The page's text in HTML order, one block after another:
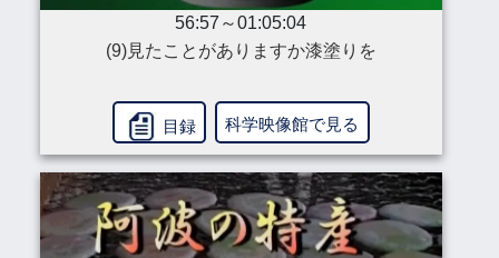
56:57～01:05:04
(9)見たことがありますか漆塗りを
目録 科学映像館で見る